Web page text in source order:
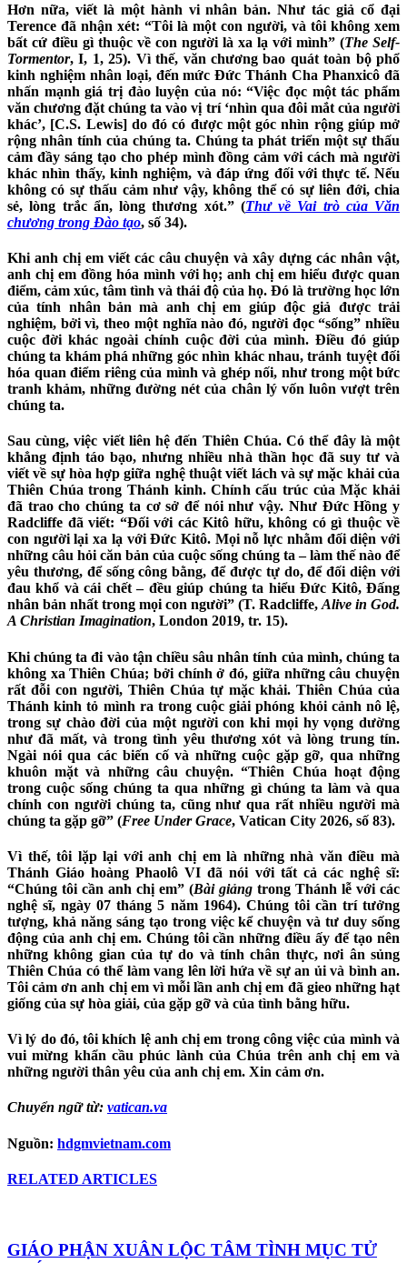
Hơn nữa, viết là một hành vi nhân bản. Như tác giả cổ đại
Terence đã nhận xét: “Tôi là một con người, và tôi không xem
bất cứ điều gì thuộc về con người là xa lạ với mình” (The Self-
Tormentor, I, 1, 25). Vì thế, văn chương bao quát toàn bộ phổ
kinh nghiệm nhân loại, đến mức Đức Thánh Cha Phanxicô đã
nhấn mạnh giá trị đào luyện của nó: “Việc đọc một tác phẩm
văn chương đặt chúng ta vào vị trí ‘nhìn qua đôi mắt của người
khác’, [C.S. Lewis] do đó có được một góc nhìn rộng giúp mở
rộng nhân tính của chúng ta. Chúng ta phát triển một sự thấu
cảm đầy sáng tạo cho phép mình đồng cảm với cách mà người
khác nhìn thấy, kinh nghiệm, và đáp ứng đối với thực tế. Nếu
không có sự thấu cảm như vậy, không thể có sự liên đới, chia
sẻ, lòng trắc ẩn, lòng thương xót.” (Thư về Vai trò của Văn
chương trong Đào tạo, số 34).
Khi anh chị em viết các câu chuyện và xây dựng các nhân vật,
anh chị em đồng hóa mình với họ; anh chị em hiểu được quan
điểm, cảm xúc, tâm tình và thái độ của họ. Đó là trường học lớn
của tính nhân bản mà anh chị em giúp độc giả được trải
nghiệm, bởi vì, theo một nghĩa nào đó, người đọc “sống” nhiều
cuộc đời khác ngoài chính cuộc đời của mình. Điều đó giúp
chúng ta khám phá những góc nhìn khác nhau, tránh tuyệt đối
hóa quan điểm riêng của mình và ghép nối, như trong một bức
tranh khảm, những đường nét của chân lý vốn luôn vượt trên
chúng ta.
Sau cùng, việc viết liên hệ đến Thiên Chúa. Có thể đây là một
khẳng định táo bạo, nhưng nhiều nhà thần học đã suy tư và
viết về sự hòa hợp giữa nghệ thuật viết lách và sự mặc khải của
Thiên Chúa trong Thánh kinh. Chính cấu trúc của Mặc khải
đã trao cho chúng ta cơ sở để nói như vậy. Như Đức Hồng y
Radcliffe đã viết: “Đối với các Kitô hữu, không có gì thuộc về
con người lại xa lạ với Đức Kitô. Mọi nỗ lực nhằm đối diện với
những câu hỏi căn bản của cuộc sống chúng ta – làm thế nào để
yêu thương, để sống công bằng, để được tự do, để đối diện với
đau khổ và cái chết – đều giúp chúng ta hiểu Đức Kitô, Đấng
nhân bản nhất trong mọi con người” (T. Radcliffe, Alive in God.
A Christian Imagination, London 2019, tr. 15).
Khi chúng ta đi vào tận chiều sâu nhân tính của mình, chúng ta
không xa Thiên Chúa; bởi chính ở đó, giữa những câu chuyện
rất đỗi con người, Thiên Chúa tự mặc khải. Thiên Chúa của
Thánh kinh tỏ mình ra trong cuộc giải phóng khỏi cảnh nô lệ,
trong sự chào đời của một người con khi mọi hy vọng dường
như đã mất, và trong tình yêu thương xót và lòng trung tín.
Ngài nói qua các biến cố và những cuộc gặp gỡ, qua những
khuôn mặt và những câu chuyện. “Thiên Chúa hoạt động
trong cuộc sống chúng ta qua những gì chúng ta làm và qua
chính con người chúng ta, cũng như qua rất nhiều người mà
chúng ta gặp gỡ” (Free Under Grace, Vatican City 2026, số 83).
Vì thế, tôi lặp lại với anh chị em là những nhà văn điều mà
Thánh Giáo hoàng Phaolô VI đã nói với tất cả các nghệ sĩ:
“Chúng tôi cần anh chị em” (Bài giảng trong Thánh lễ với các
nghệ sĩ, ngày 07 tháng 5 năm 1964). Chúng tôi cần trí tưởng
tượng, khả năng sáng tạo trong việc kể chuyện và tư duy sống
động của anh chị em. Chúng tôi cần những điều ấy để tạo nên
những không gian của tự do và tính chân thực, nơi ân sủng
Thiên Chúa có thể làm vang lên lời hứa về sự an ủi và bình an.
Tôi cảm ơn anh chị em vì mỗi lần anh chị em đã gieo những hạt
giống của sự hòa giải, của gặp gỡ và của tình bằng hữu.
Vì lý do đó, tôi khích lệ anh chị em trong công việc của mình và
vui mừng khẩn cầu phúc lành của Chúa trên anh chị em và
những người thân yêu của anh chị em. Xin cảm ơn.
Chuyển ngữ từ: vatican.va
Nguồn: hdgmvietnam.com
RELATED ARTICLES
GIÁO PHẬN XUÂN LỘC TÂM TÌNH MỤC TỬ